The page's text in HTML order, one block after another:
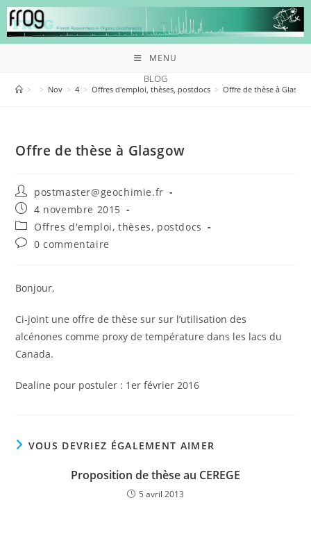
MENU
BLOG
> > Nov > 4 > Offres d'emploi, thèses, postdocs > Offre de thèse à
Offre de thèse à Glasgow
postmaster@geochimie.fr
4 novembre 2015
Offres d'emploi, thèses, postdocs
0 commentaire
Bonjour,
Ci-joint une offre de thèse sur sur l’utilisation des
alcénones comme proxy de température dans les lacs du
Canada.
Dealine pour postuler : 1er février 2016
VOUS DEVRIEZ ÉGALEMENT AIMER
Proposition de thèse au CEREGE
5 avril 2013